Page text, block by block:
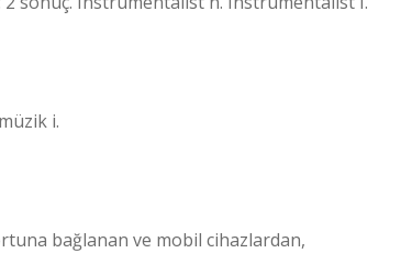
i.
bağlanan ve mobil cihazlardan,